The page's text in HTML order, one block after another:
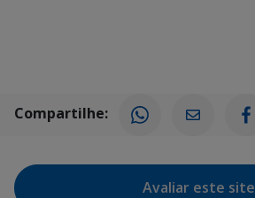
Compartilhe:
Avaliar este site